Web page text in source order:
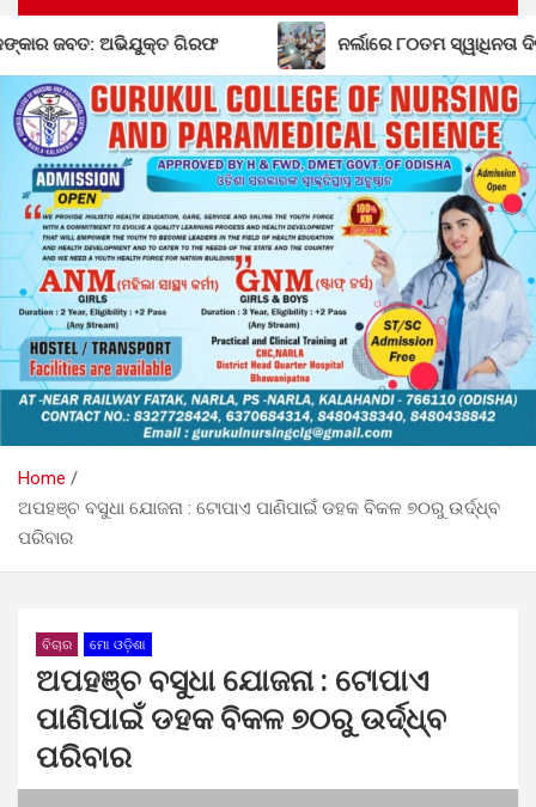
ଗିରଫ ନର୍ଲାରେ ୮୦ତମ ସ୍ୱାଧିନତା ଦିବସ ପାଳନ ପାଇଁ
Home
ଅପହଞ୍ଚ ବସୁଧା ଯୋଜନା : ଟୋପାଏ ପାଣିପାଇଁ ଡହକ ବିକଳ ୭୦ରୁ ଉର୍ଦ୍ଧ୍ବ
ପରିବାର
ବିଚାର ମୋ ଓଡ଼ିଶା
ଅପହଞ୍ଚ ବସୁଧା ଯୋଜନା : ଟୋପାଏ
ପାଣିପାଇଁ ଡହକ ବିକଳ ୭୦ରୁ ଉର୍ଦ୍ଧ୍ବ
ପରିବାର